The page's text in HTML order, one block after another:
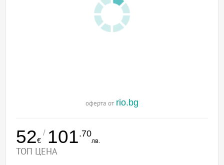
оферта от rio.bg
52€
/ 101.70
лв.
ТОП ЦЕНА